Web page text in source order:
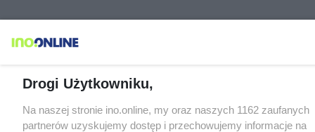
Drogi Użytkowniku,
Na naszej stronie ino.online, my oraz naszych 1162 zaufanych
partnerów uzyskujemy dostęp i przechowujemy informacje na